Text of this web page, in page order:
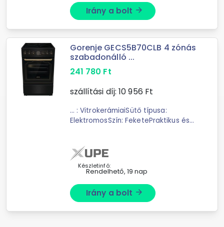
Irány a bolt arrow_forward
Gorenje GECS5B70CLB 4 zónás
szabadonálló ...
241 780 Ft
szállítási díj: 10 956 Ft
... : VitrokerámiaiSütő típusa:
ElektromosSzín: FeketePraktikus és
eleganciát és modern megjelenést
kölcsönöz konyhájának. A 70 ...
Készletinfó:
Rendelhető, 19 nap
Irány a bolt arrow_forward